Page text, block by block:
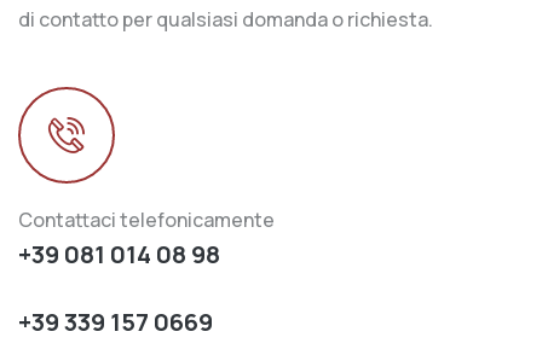
di contatto per qualsiasi domanda o richiesta.
Contattaci telefonicamente
+39 081 014 08 98
+39 339 157 0669